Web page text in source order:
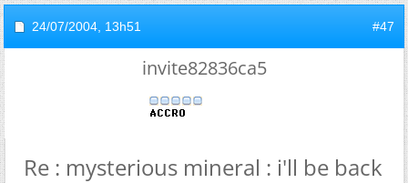
24/07/2004, 13h51 #47
invite82836ca5
Re : mysterious mineral : i'll be back